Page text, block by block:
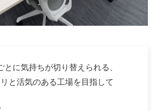
とに気持ちが切り替えられる、
リと活気のある⼯場を⽬指して